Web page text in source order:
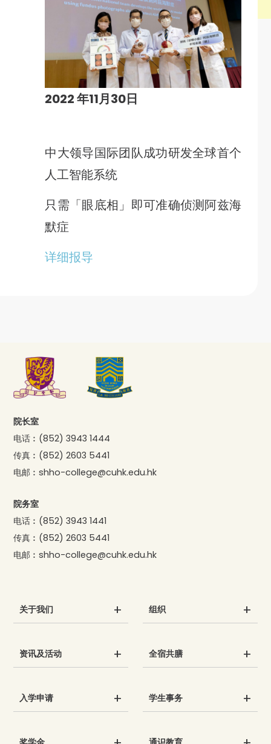
2022 年11月30日
中大领导国际团队成功研发全球首个
人工智能系统
只需「眼底相」即可准确侦测阿兹海
默症
详细报导
院长室
电话︰ (852) 3943 1444
传真︰ (852) 2603 5441
电邮︰shho-college@cuhk.edu.hk
院务室
电话︰ (852) 3943 1441
传真︰ (852) 2603 5441
电邮︰shho-college@cuhk.edu.hk
关于我们 组织
资讯及活动 全宿共膳
入学申请 学生事务